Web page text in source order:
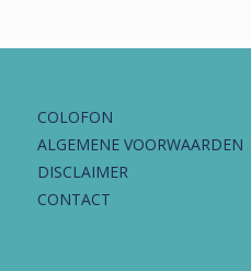
COLOFON
ALGEMENE VOORWAARDEN
DISCLAIMER
CONTACT